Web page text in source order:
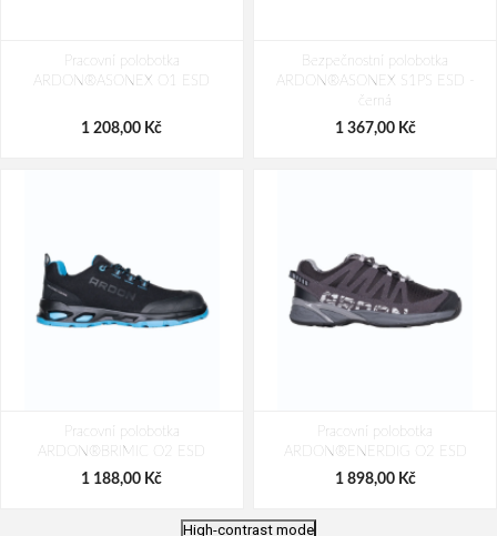
Pracovní polobotka
ARDON®ASONEX O1 ESD
1 208,00 Kč
Bezpečnostní polobotka
ARDON®ASONEX S1PS ESD -
černá
1 367,00 Kč
Pracovní polobotka
ARDON®BRIMIC O2 ESD
1 188,00 Kč
Pracovní polobotka
ARDON®ENERDIG O2 ESD
1 898,00 Kč
High-contrast mode